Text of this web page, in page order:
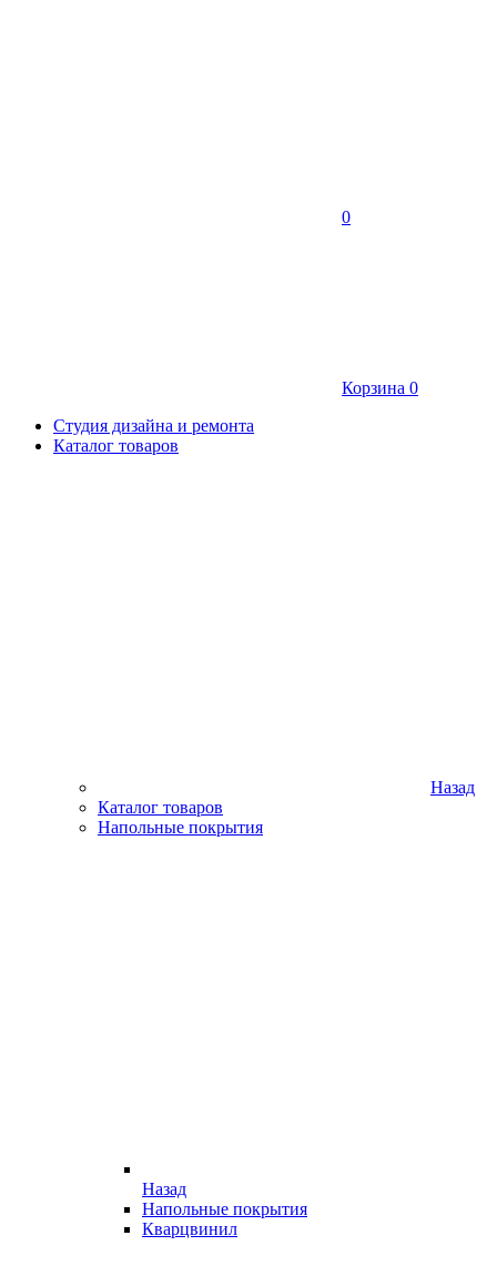
0
Корзина 0
Студия дизайна и ремонта
Каталог товаров
Назад
Каталог товаров
Напольные покрытия
Назад
Напольные покрытия
Кварцвинил